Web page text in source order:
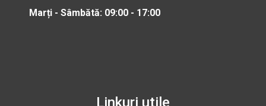
Marți - Sâmbătă: 09:00 - 17:00
Linkuri utile